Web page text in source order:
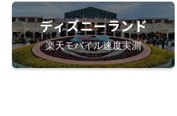
ディズニーランド
楽天モバイル速度実測